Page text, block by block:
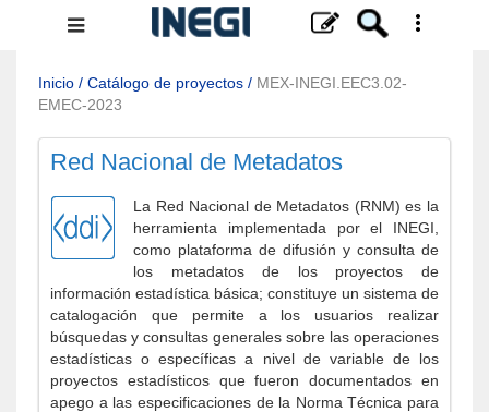
Menú
navegación
Inicio / Catálogo de proyectos / MEX-INEGI.EEC3.02-
EMEC-2023
Red Nacional de Metadatos
La Red Nacional de Metadatos (RNM) es la
herramienta implementada por el INEGI,
como plataforma de difusión y consulta de
los metadatos de los proyectos de
información estadística básica; constituye un sistema de
catalogación que permite a los usuarios realizar
búsquedas y consultas generales sobre las operaciones
estadísticas o específicas a nivel de variable de los
proyectos estadísticos que fueron documentados en
apego a las especificaciones de la Norma Técnica para